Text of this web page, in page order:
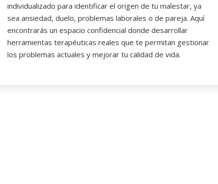
individualizado para identificar el origen de tu malestar, ya
sea ansiedad, duelo, problemas laborales o de pareja. Aquí
encontrarás un espacio confidencial donde desarrollar
herramientas terapéuticas reales que te permitan gestionar
los problemas actuales y mejorar tu calidad de vida.